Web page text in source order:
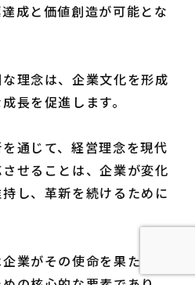
成と価値創造が可能とな
理念は、企業文化を形成
長を促進します。
通じて、経営理念を現代
せることは、企業が変化
し、革新を続けるために
業がその使命を果たし、